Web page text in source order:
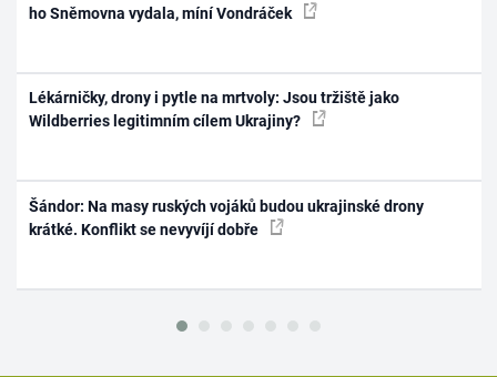
ho Sněmovna vydala, míní Vondráček
Lékárničky, drony i pytle na mrtvoly: Jsou tržiště jako
Wildberries legitimním cílem Ukrajiny?
Šándor: Na masy ruských vojáků budou ukrajinské drony
krátké. Konflikt se nevyvíjí dobře